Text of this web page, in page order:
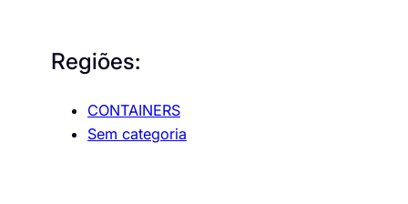
Regiões:
CONTAINERS
Sem categoria